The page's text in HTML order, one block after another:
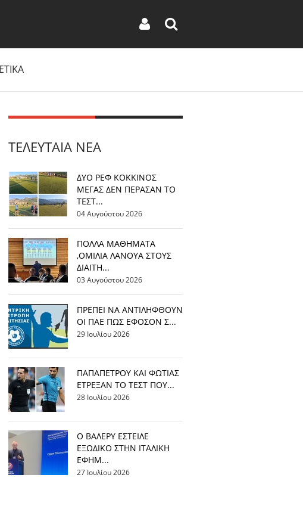
ΤΕΛΕΥΤΑΊΑ ΝΈΑ
ΔΥΟ ΡΕΦ ΚΟΚΚΙΝΟΣ
ΜΕΓΑΣ ΔΕΝ ΠΕΡΑΣΑΝ ΤΟ
ΤΕΣΤ...
04 Αυγούστου 2026
ΠΟΛΛΑ ΜΑΘΗΜΑΤΑ
,ΟΜΙΛΙΑ ΛΑΝΟΥΑ ΣΤΟΥΣ
ΔΙΑΙΤΗ...
03 Αυγούστου 2026
ΠΡΕΠΕΙ ΝΑ ΑΝΤΙΛΗΦΘΟΥΝ
ΟΙ ΠΑΕ ΠΩΣ ΕΦΟΣΟΝ Σ...
29 Ιουλίου 2026
ΠΑΠΑΠΕΤΡΟΥ ΚΑΙ ΦΩΤΙΑΣ
ΕΤΡΕΞΑΝ ΤΟ ΤΕΣΤ ΠΟΥ...
28 Ιουλίου 2026
Ο ΒΑΛΕΡΥ ΕΣΤΕΙΛΕ
ΕΞΩΔΙΚΟ ΣΤΗΝ ΙΤΑΛΙΚΗ
ΕΦΗΜ...
27 Ιουλίου 2026